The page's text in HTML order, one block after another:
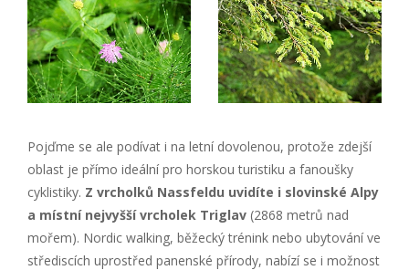
Pojďme se ale podívat i na letní dovolenou, protože zdejší
oblast je přímo ideální pro horskou turistiku a fanoušky
cyklistiky. Z vrcholků Nassfeldu uvidíte i slovinské Alpy
a místní nejvyšší vrcholek Triglav (2868 metrů nad
mořem). Nordic walking, běžecký trénink nebo ubytování ve
střediscích uprostřed panenské přírody, nabízí se i možnost